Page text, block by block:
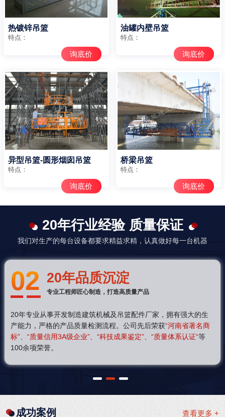
热镀锌吊篮
特点：
询底价
油罐内壁吊篮
特点：
询底价
异型吊篮-圆形烟囱吊篮
特点：
询底价
桥梁吊篮
特点：
询底价
20年行业经验 质量保证
我们对生产的每台设备都要求精益求精，认真做好每一台机器
02 20年品质沉淀
专业工程师匠心制造，打造高质量产品
20年专业从事开发制造建筑机械及吊篮配件厂家，拥有强大的生
产能力，严格的产品质量检测流程。公司先后荣获“河南省著名商
标”、“质量信用3A级企业”、“科技成果鉴定”、“质量体系认证“等
100余项荣誉。
1 2 3
查看更多 +
成功案例